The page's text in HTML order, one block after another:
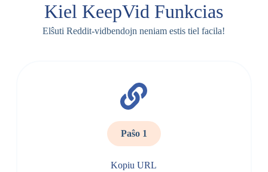
Kiel KeepVid Funkcias
Elŝuti Reddit-vidbendojn neniam estis tiel facila!
Paŝo 1
Kopiu URL